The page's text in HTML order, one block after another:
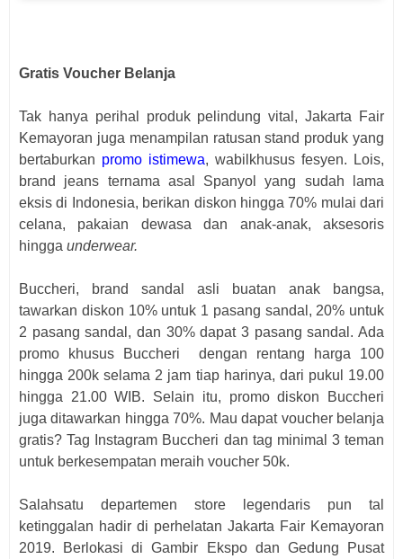
Gratis Voucher Belanja
Tak hanya perihal produk pelindung vital, Jakarta Fair
Kemayoran juga menampilan ratusan stand produk yang
bertaburkan promo istimewa, wabilkhusus fesyen. Lois,
brand jeans ternama asal Spanyol yang sudah lama
eksis di Indonesia, berikan diskon hingga 70% mulai dari
celana, pakaian dewasa dan anak-anak, aksesoris
hingga underwear.
Buccheri, brand sandal asli buatan anak bangsa,
tawarkan diskon 10% untuk 1 pasang sandal, 20% untuk
2 pasang sandal, dan 30% dapat 3 pasang sandal. Ada
promo khusus Buccheri
dengan rentang harga 100
hingga 200k selama 2 jam tiap harinya, dari pukul 19.00
hingga 21.00 WIB. Selain itu, promo diskon Buccheri
juga ditawarkan hingga 70%. Mau dapat voucher belanja
gratis? Tag Instagram Buccheri dan tag minimal 3 teman
untuk berkesempatan meraih voucher 50k.
Salahsatu departemen store legendaris pun tal
ketinggalan hadir di perhelatan Jakarta Fair Kemayoran
2019. Berlokasi di Gambir Ekspo dan Gedung Pusat